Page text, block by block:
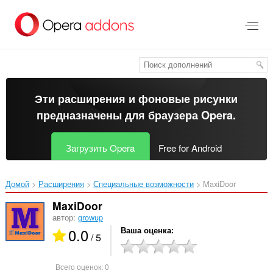
перейти
Эти расширения и фоновые рисунки
предназначены длябраузера Opera.
Загрузить Opera Free for Android
Домой Расширения Специальные возможности MaxiDoor‎
MaxiDoor
автор: growup
0.0/ 5 Ваша оценка
Всего оценок:0